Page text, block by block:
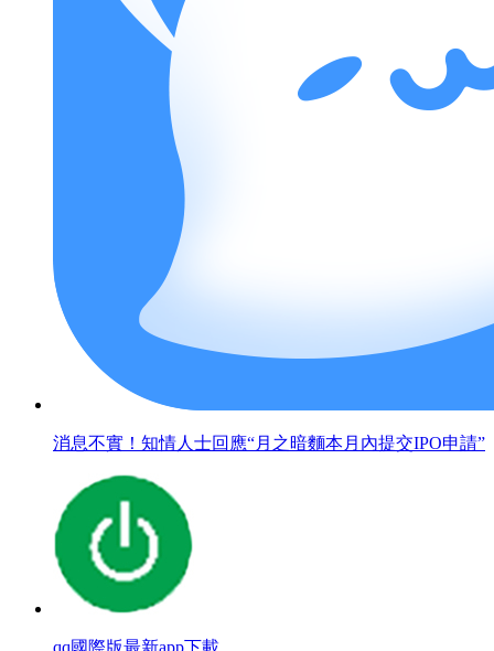
消息不實！知情人士回應“月之暗麵本月內提交IPO申請”
qq國際版最新app下載